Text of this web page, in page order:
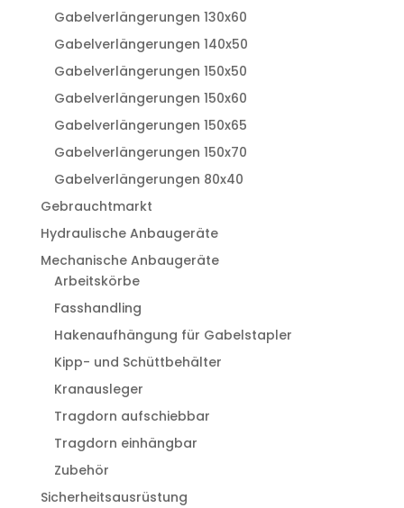
Gabelverlängerungen 130x60
Gabelverlängerungen 140x50
Gabelverlängerungen 150x50
Gabelverlängerungen 150x60
Gabelverlängerungen 150x65
Gabelverlängerungen 150x70
Gabelverlängerungen 80x40
Gebrauchtmarkt
Hydraulische Anbaugeräte
Mechanische Anbaugeräte
Arbeitskörbe
Fasshandling
Hakenaufhängung für Gabelstapler
Kipp- und Schüttbehälter
Kranausleger
Tragdorn aufschiebbar
Tragdorn einhängbar
Zubehör
Sicherheitsausrüstung